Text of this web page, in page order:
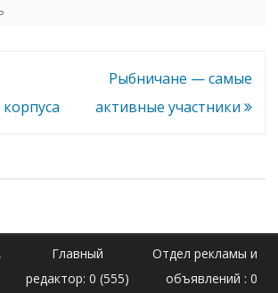
Рыбничане — самые
активные участники
Главный
редактор: 0 (555)
Отдел рекламы и
объявлений : 0